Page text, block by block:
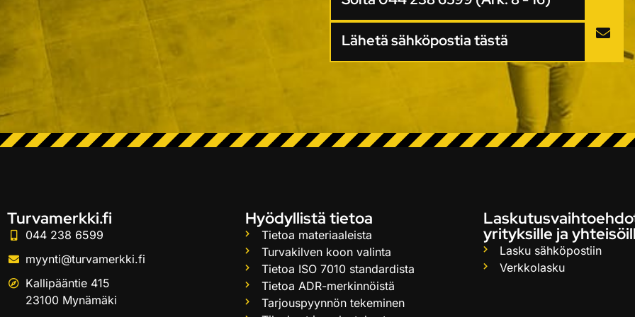
Lähetä sähköpostia tästä
Turvamerkki.fi
044 238 6599
myynti@turvamerkki.fi
Kallipääntie 415
23100 Mynämäki
Hyödyllistä tietoa
Tietoa materiaaleista
Turvakilven koon valinta
Tietoa ISO 7010 standardista
Tietoa ADR-merkinnöistä
Tarjouspyynnön tekeminen
yrityksille ja
Lasku sähköpostiin
Verkkolasku